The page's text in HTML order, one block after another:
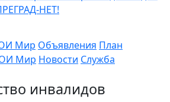
Мир Объявления План
Мир Новости Служба
инвалидов